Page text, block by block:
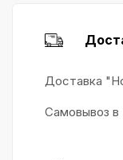
Доставка
Самовывоз